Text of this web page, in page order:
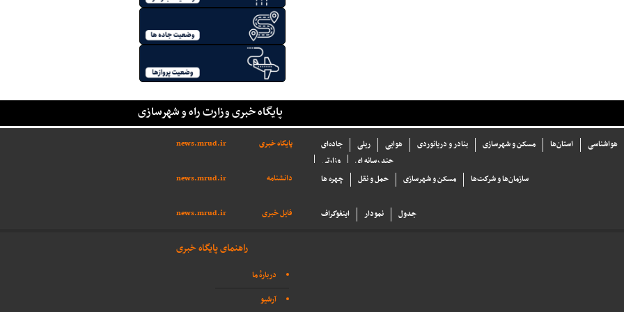
پایگاه خبری وزارت راه و شهرسازی
پایگاه خبری news.mrud.ir جاده‌ای ریلی هوایی بنادر و دریانوردی مسکن و شهرسازی استان‌ها
هواشناسی
وزارتی
چند رسانه ای
دانشنامه
news.mrud.ir چهره ها حمل و نقل مسکن و شهرسازی سازما‌ن‌ها و شركت‌ها
فایل خبری news.mrud.ir اینفوگراف نمودار جدول
راهنمای پایگاه خبری
دربارهٔ ما
آرشیو